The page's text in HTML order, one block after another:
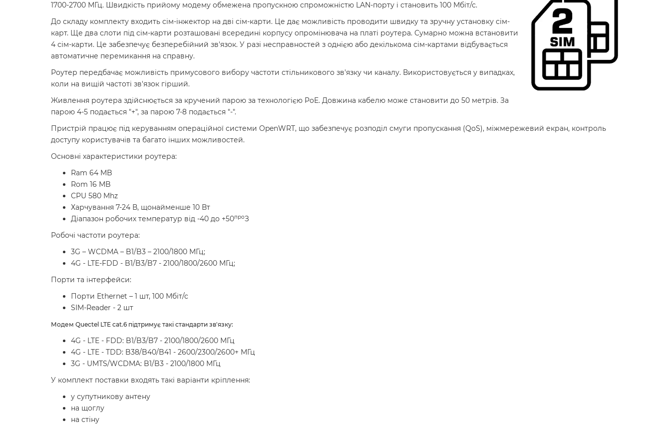
1700-2700 МГц. Швидкість прийому модему обмежена пропускною спроможністю LAN-порту і становить 100 Мбіт/с.
До складу комплекту входить сім-інжектор на дві сім-карти. Це дає можливість проводити швидку та зручну установку сім-
карт. Ще два слоти під сім-карти розташовані всередині корпусу опромінювача на платі роутера. Сумарно можна встановити
4 сім-карти. Це забезпечує безперебійний зв'язок. У разі несправностей з однією або декількома сім-картами відбувається
автоматичне перемикання на справну.
Роутер передбачає можливість примусового вибору частоти стільникового зв'язку чи каналу. Використовується у випадках,
коли на вищій частоті зв'язок гірший.
Живлення роутера здійснюється за кручений парою за технологією PoE. Довжина кабелю може становити до 50 метрів. За
парою 4-5 подається "+", за парою 7-8 подається "-".
Пристрій працює під керуванням операційної системи OpenWRT, що забезпечує розподіл смуги пропускання (QoS), міжмережевий екран, контроль
доступу користувачів та багато інших можливостей.
Основні характеристики роутера:
Ram 64 MB
Rom 16 MB
CPU 580 Mhz
Харчування 7-24 В, щонайменше 10 Вт
Діапазон робочих температур від -40 до +50проЗ
Робочі частоти роутера:
3G – WCDMA – B1/B3 – 2100/1800 МГц;
4G - LTE-FDD - B1/B3/B7 - 2100/1800/2600 МГц;
Порти та інтерфейси:
Порти Ethernet – 1 шт, 100 Мбіт/с
SIM-Reader - 2 шт
Модем Quectel LTE cat.6 підтримує такі стандарти зв'язку:
4G - LTE - FDD: B1/B3/B7 - 2100/1800/2600 МГц
4G - LTE - TDD: B38/B40/B41 - 2600/2300/2600+ МГц
3G - UMTS/WCDMA: B1/B3 - 2100/1800 МГц
У комплект поставки входять такі варіанти кріплення:
у супутникову антену
на щоглу
на стіну